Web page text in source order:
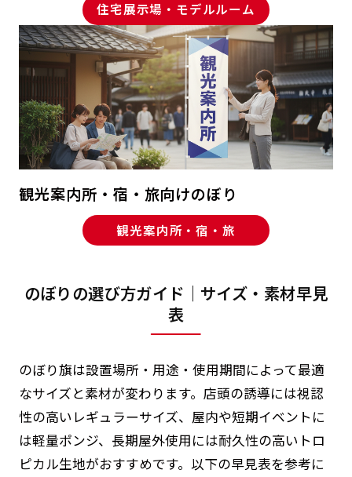
住宅展示場・モデルルーム
観光案内所・宿・旅向けのぼり
観光案内所・宿・旅
のぼりの選び方ガイド｜サイズ・素材早見
表
のぼり旗は設置場所・用途・使用期間によって最適
なサイズと素材が変わります。店頭の誘導には視認
性の高いレギュラーサイズ、屋内や短期イベントに
は軽量ポンジ、長期屋外使用には耐久性の高いトロ
ピカル生地がおすすめです。以下の早見表を参考に